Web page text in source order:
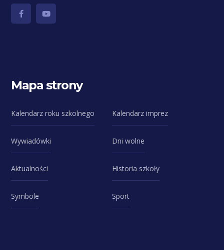
Mapa strony
Kalendarz roku szkolnego Kalendarz imprez
Wywiadówki Dni wolne
Aktualności Historia szkoły
Symbole Sport